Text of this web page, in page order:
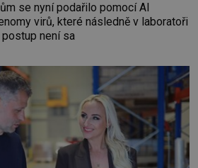
se nyní podařilo pomocí AI
virů, které následně v laboratoři
není sa